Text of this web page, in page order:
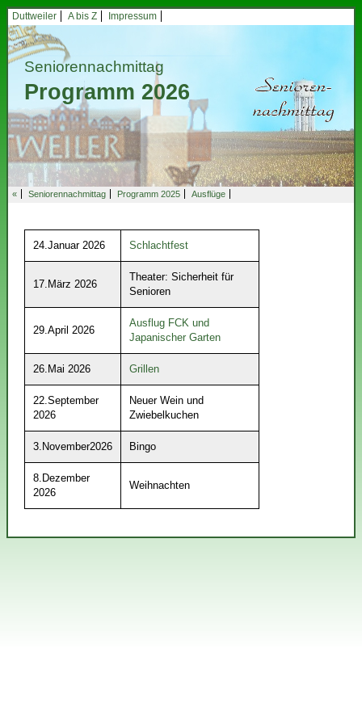
Duttweiler A bis Z Impressum
Seniorennachmittag
Programm 2026
« Seniorennachmittag Programm 2025 Ausflüge
24.Januar 2026 Schlachtfest
17.März 2026
Theater: Sicherheit für
Senioren
29.April 2026
Ausflug FCK und
Japanischer Garten
26.Mai 2026 Grillen
22.September
2026
Neuer Wein und
Zwiebelkuchen
3.November2026 Bingo
8.Dezember
2026
Weihnachten